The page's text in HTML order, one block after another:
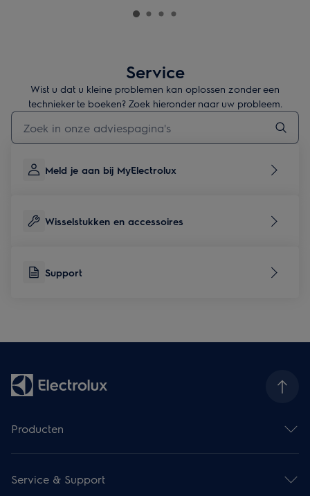
Service
Wist u dat u kleine problemen kan oplossen zonder een
technieker te boeken? Zoek hieronder naar uw probleem.
Typ om hulpartikels te zoeken
Meld je aan bij MyElectrolux
Wisselstukken en accessoires
Support
Producten
Kookplaten
Dampkappen
Service & Support